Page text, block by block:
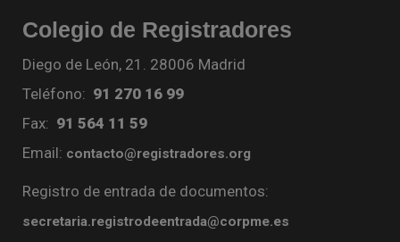
Colegio de Registradores
Diego de León, 21. 28006 Madrid
Teléfono: 91 270 16 99
Fax: 91 564 11 59
Email: contacto@registradores.org
Registro de entrada de documentos:
secretaria.registrodeentrada@corpme.es